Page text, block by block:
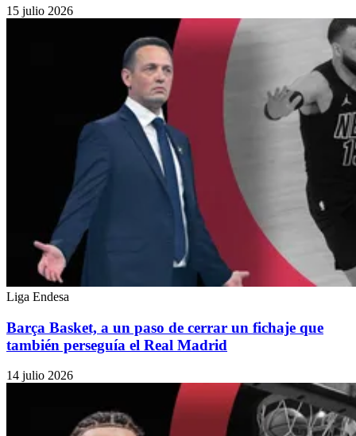
15 julio 2026
Liga Endesa
Barça Basket, a un paso de cerrar un fichaje que
también perseguía el Real Madrid
14 julio 2026